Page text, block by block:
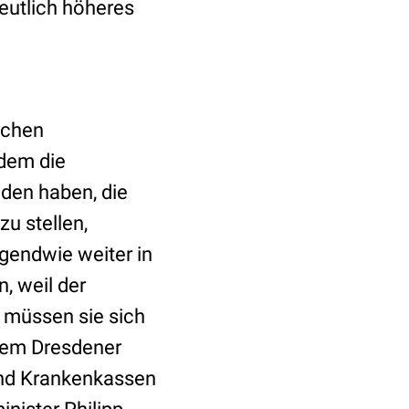
höheres
die
haben, die
stellen,
weiter in
weil der
sie sich
Dresdener
Krankenkassen